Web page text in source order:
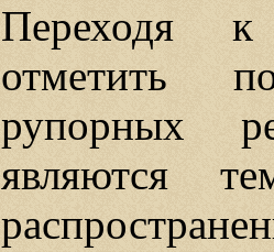
Переходя к
отметить
рупорных
являются